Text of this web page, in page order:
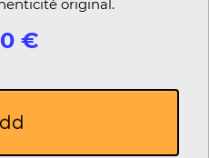
original.
€